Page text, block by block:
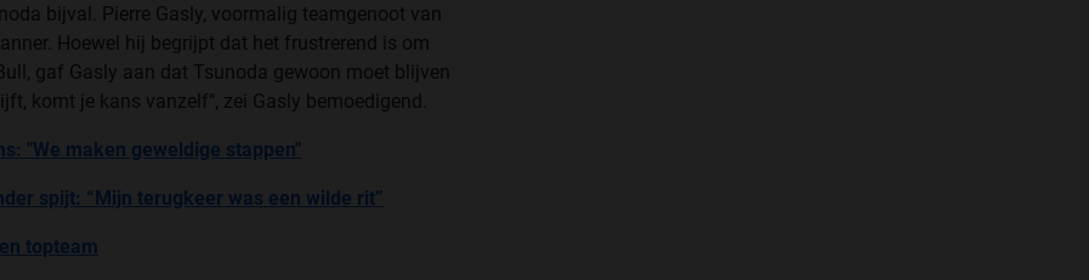
bijval. Pierre Gasly, voormalig teamgenoot van
Hoewel hij begrijpt dat het frustrerend is om
gaf Gasly aan dat Tsunoda gewoon moet blijven
komt je kans vanzelf", zei Gasly bemoedigend.
"We maken geweldige stappen"
spijt: “Mijn terugkeer was een wilde rit”
topteam